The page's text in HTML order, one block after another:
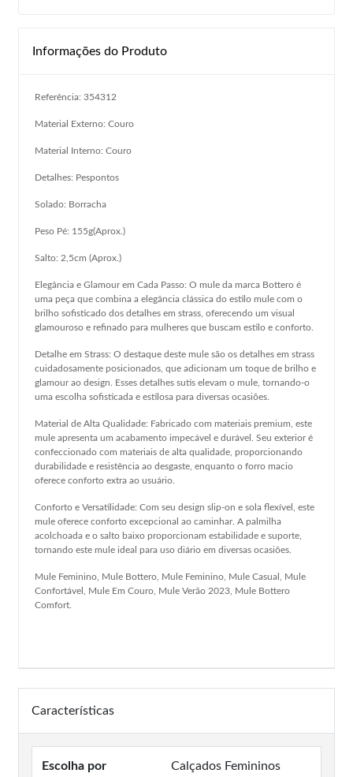
Informações do Produto
Referência: 354312
Material Externo: Couro
Material Interno: Couro
Detalhes: Pespontos
Solado: Borracha
Peso Pé: 155g(Aprox.)
Salto: 2,5cm (Aprox.)
Elegância e Glamour em Cada Passo: O mule da marca Bottero é
uma peça que combina a elegância clássica do estilo mule com o
brilho sofisticado dos detalhes em strass, oferecendo um visual
glamouroso e refinado para mulheres que buscam estilo e conforto.
Detalhe em Strass: O destaque deste mule são os detalhes em strass
cuidadosamente posicionados, que adicionam um toque de brilho e
glamour ao design. Esses detalhes sutis elevam o mule, tornando-o
uma escolha sofisticada e estilosa para diversas ocasiões.
Material de Alta Qualidade: Fabricado com materiais premium, este
mule apresenta um acabamento impecável e durável. Seu exterior é
confeccionado com materiais de alta qualidade, proporcionando
durabilidade e resistência ao desgaste, enquanto o forro macio
oferece conforto extra ao usuário.
Conforto e Versatilidade: Com seu design slip-on e sola flexível, este
mule oferece conforto excepcional ao caminhar. A palmilha
acolchoada e o salto baixo proporcionam estabilidade e suporte,
tornando este mule ideal para uso diário em diversas ocasiões.
Mule Feminino, Mule Bottero, Mule Feminino, Mule Casual, Mule
Confortável, Mule Em Couro, Mule Verão 2023, Mule Bottero
Comfort.
Características
Escolha por Calçados Femininos